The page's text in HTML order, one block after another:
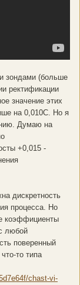
зондами (больше
ректификации
значение этих
на 0,010С. Но я
Думаю на
+0,015 -
дискретность
процесса. Но
коэффициенты
любой
поверенный
то типа
chast-vi-